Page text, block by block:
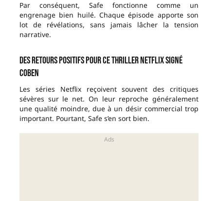
Par conséquent, Safe fonctionne comme un
engrenage bien huilé. Chaque épisode apporte son
lot de révélations, sans jamais lâcher la tension
narrative.
Des retours positifs pour ce thriller Netflix signé
Coben
Les séries Netflix reçoivent souvent des critiques
sévères sur le net. On leur reproche généralement
une qualité moindre, due à un désir commercial trop
important. Pourtant, Safe s’en sort bien.